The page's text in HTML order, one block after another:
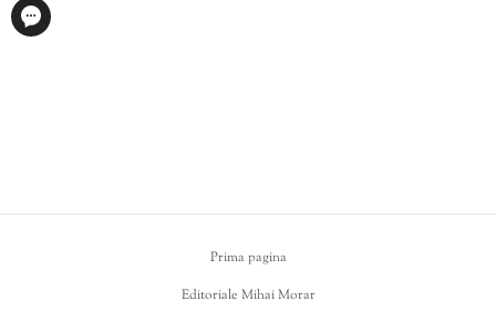
Prima pagina
Editoriale Mihai Morar